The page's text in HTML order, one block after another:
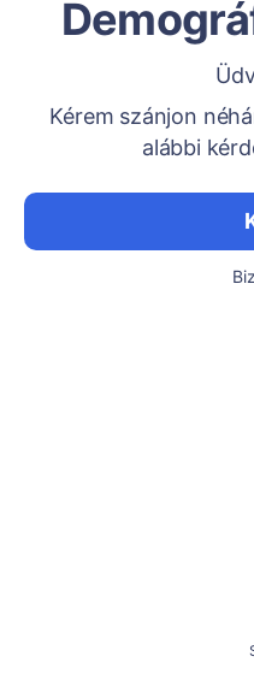
Kérem szánjon
alábbi